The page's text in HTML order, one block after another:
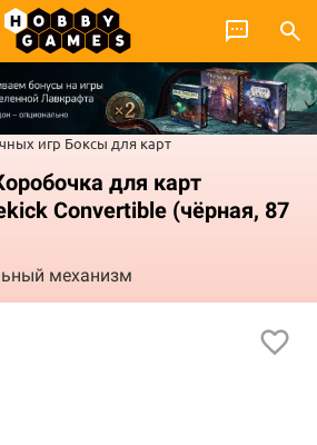
игр Боксы для карт
для карт
Convertible (чёрная, 87
механизм